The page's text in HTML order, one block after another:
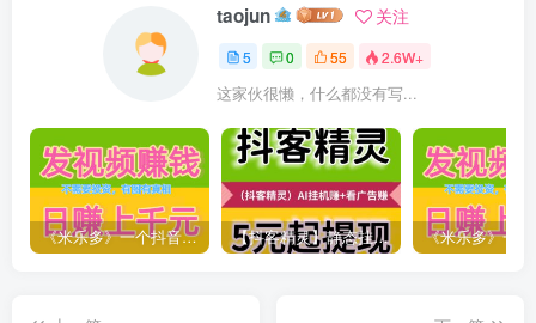
taojun 关注
5 0 55 2.6W+
这家伙很懒，什么都没有写...
《米乐多》一个抖音账号一天可发70多次作品，保底则为50-150元1 【抖客精灵】静态挂机日赚24元，满5元起提现秒到账